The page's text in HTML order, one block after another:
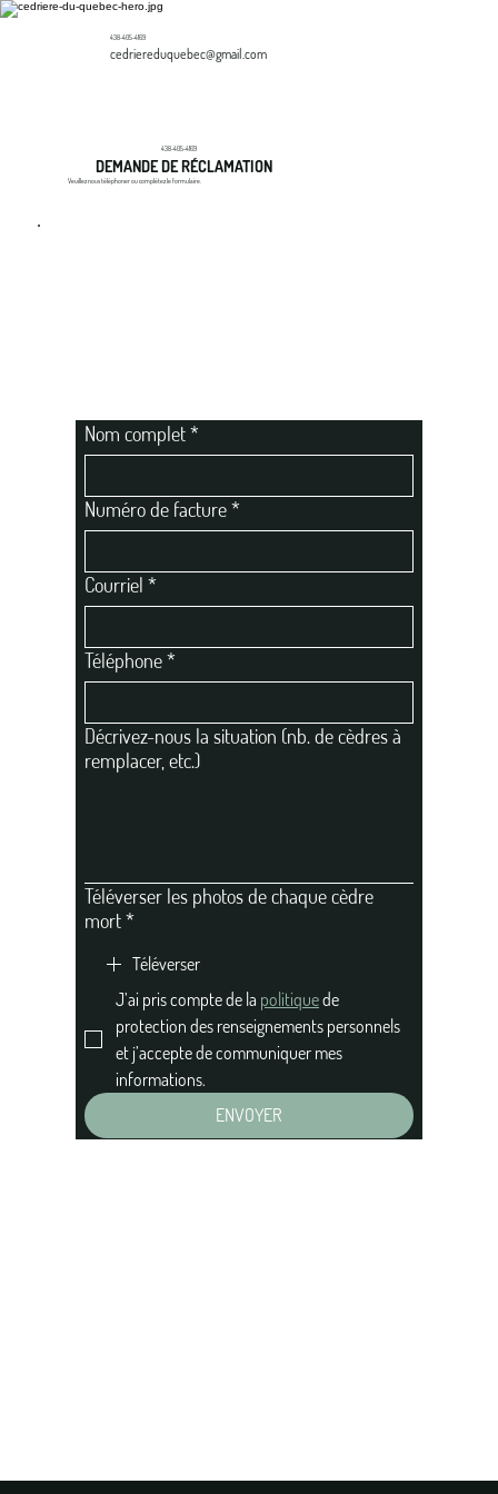
438-405-4169
cedriereduquebec@gmail.com
438-405-4169
DEMANDE DE RÉCLAMATION
Veuillez nous téléphoner ou complétez le formulaire.
Nom complet*
Numéro de facture*
Courriel *
Téléphone*
Décrivez-nous la situation (nb. de cèdres à
remplacer, etc.)
Téléverser les photos de chaque cèdre
mort*
Téléverser
J’ai pris compte de la politique de
protection des renseignements personnels
et j’accepte de communiquer mes
informations.
ENVOYER